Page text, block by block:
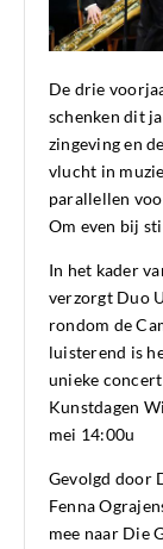
De drie
schenken dit
zingeving en
vlucht in
parallellen
Om even bij
In het kader
verzorgt Duo
rondom de
luisterend is
unieke
Kunstdagen
mei 14:00u
Gevolgd door
Fenna
mee naar Die